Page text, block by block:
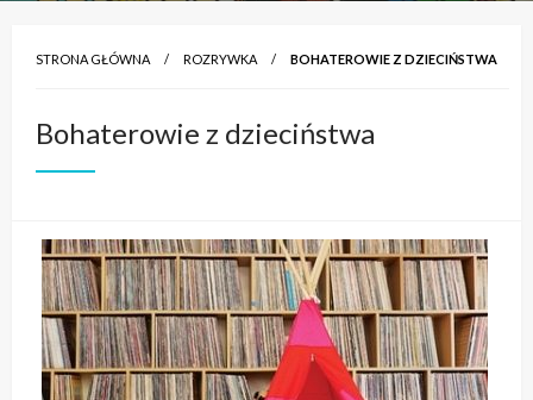
STRONA GŁÓWNA ROZRYWKA BOHATEROWIE Z DZIECIŃSTWA
Bohaterowie z dzieciństwa